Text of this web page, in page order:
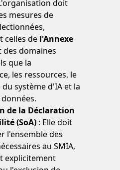
doit
mesures de
celles de l'Annexe
des domaines
que la
les ressources, le
du système d'IA et la
de la Déclaration
(SoA) : Elle doit
l'ensemble des
au SMIA,
explicitement